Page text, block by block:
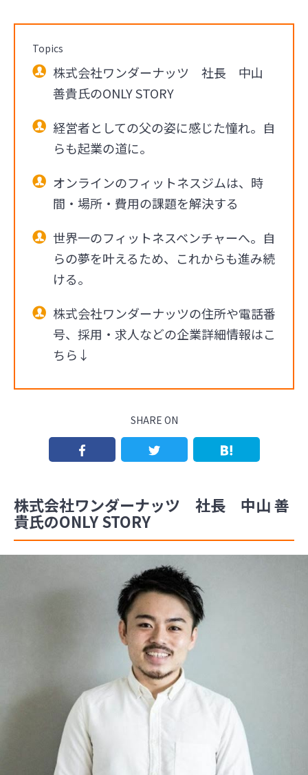
Topics
株式会社ワンダーナッツ 社長 中山
善貴氏のONLY STORY
経営者としての父の姿に感じた憧れ。自
らも起業の道に。
オンラインのフィットネスジムは、時
間・場所・費用の課題を解決する
世界一のフィットネスベンチャーへ。自
らの夢を叶えるため、これからも進み続
ける。
株式会社ワンダーナッツの住所や電話番
号、採用・求人などの企業詳細情報はこ
ちら↓
SHARE ON
株式会社ワンダーナッツ 社長 中山 善
貴氏のONLY STORY